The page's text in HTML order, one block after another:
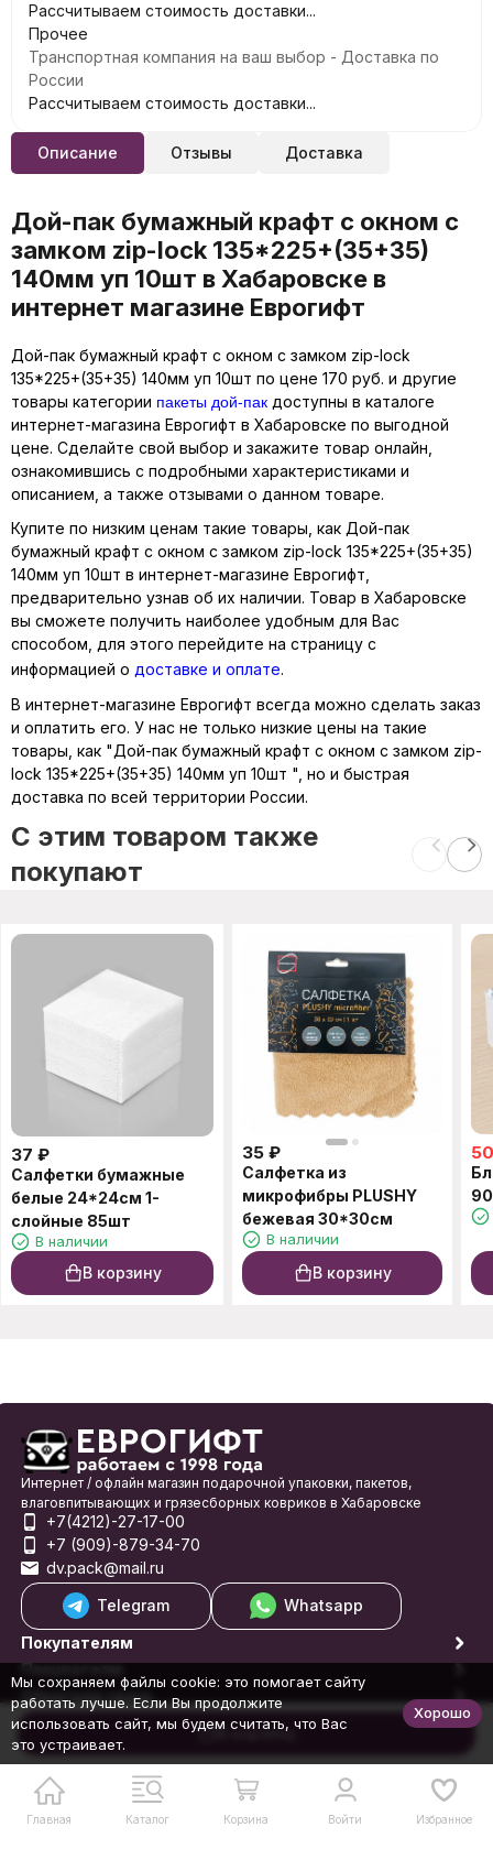
В корзину
Рассчитываем стоимость доставки...
Прочее
Транспортная компания на ваш выбор - Доставка по
России
Рассчитываем стоимость доставки...
Описание Отзывы Доставка
Дой-пак бумажный крафт с окном с
замком zip-lock 135*225+(35+35)
140мм уп 10шт в Хабаровске в
интернет магазине Еврогифт
Дой-пак бумажный крафт с окном с замком zip-lock
135*225+(35+35) 140мм уп 10шт по цене 170 руб. и другие
товары категории пакеты дой-пак доступны в каталоге
интернет-магазина Еврогифт в Хабаровске по выгодной
цене. Сделайте свой выбор и закажите товар онлайн,
ознакомившись с подробными характеристиками и
описанием, а также отзывами о данном товаре.
Купите по низким ценам такие товары, как Дой-пак
бумажный крафт с окном с замком zip-lock 135*225+(35+35)
140мм уп 10шт в интернет-магазине Еврогифт,
предварительно узнав об их наличии. Товар в Хабаровске
вы сможете получить наиболее удобным для Вас
способом, для этого перейдите на страницу с
информацией о доставке и оплате.
В интернет-магазине Еврогифт всегда можно сделать заказ
и оплатить его. У нас не только низкие цены на такие
товары, как "Дой-пак бумажный крафт с окном с замком zip-
lock 135*225+(35+35) 140мм уп 10шт ", но и быстрая
доставка по всей территории России.
C этим товаром также
покупают
37 ₽
Салфетки бумажные
белые 24*24см 1-
слойные 85шт
В наличии
В корзину
35 ₽
Салфетка из
микрофибры PLUSHY
бежевая 30*30см
В наличии
В корзину
50
Главная Каталог Корзина Войти Избранное
Интернет / офлайн магазин подарочной упаковки, пакетов,
влаговпитывающих и грязесборных ковриков в Хабаровске
+7(4212)-27-17-00
+7 (909)-879-34-70
dv.pack@mail.ru
Telegram
Whatsapp
Покупателям
Покупателю
Обратная связь
© 1998-2026 Еврогифт
Мы сохраняем файлы cookie: это помогает сайту
работать лучше. Если Вы продолжите
использовать сайт, мы будем считать, что Вас
это устраивает.
Хорошо